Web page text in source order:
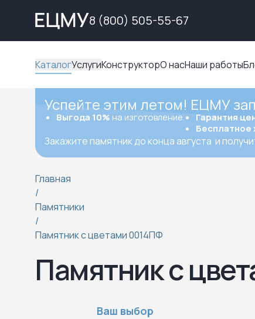
8 (800) 505-55-67
КаталогУслугиКонструкторО насНаши работы
Успейте этим летом! ЕЦМУ
Выгода 10% на изготовление. Гарантия
Бесплатное
Закажите памятник до конца августа и
Главная
/
Памятники
/
Памятник с цветами 0014ПФ
Памятник с
Ваш выбор